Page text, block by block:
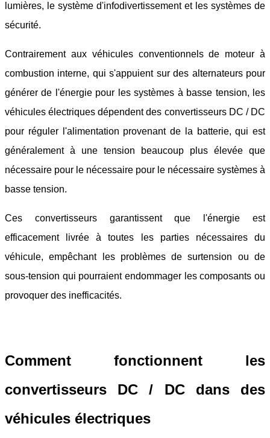
lumières, le système d'infodivertissement et les systèmes de
sécurité.
Contrairement aux véhicules conventionnels de moteur à
combustion interne, qui s'appuient sur des alternateurs pour
générer de l'énergie pour les systèmes à basse tension, les
véhicules électriques dépendent des convertisseurs DC / DC
pour réguler l'alimentation provenant de la batterie, qui est
généralement à une tension beaucoup plus élevée que
nécessaire pour le nécessaire pour le nécessaire systèmes à
basse tension.
Ces convertisseurs garantissent que l'énergie est
efficacement livrée à toutes les parties nécessaires du
véhicule, empêchant les problèmes de surtension ou de
sous-tension qui pourraient endommager les composants ou
provoquer des inefficacités.
Comment fonctionnent les
convertisseurs DC / DC dans des
véhicules électriques